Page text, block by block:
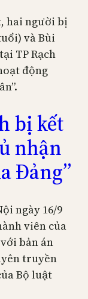
hai người bị
và Bùi
TP Rạch
động
bị kết
nhận
Đảng”
ngày 16/9
viên của
bản án
truyền
Bộ luật